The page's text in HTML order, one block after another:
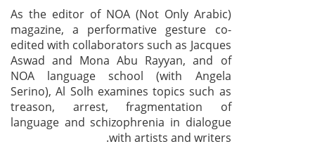
As the editor of NOA (Not Only Arabic)
magazine, a performative gesture co-
edited with collaborators such as Jacques
Aswad and Mona Abu Rayyan, and of
NOA language school (with Angela
Serino), Al Solh examines topics such as
treason, arrest, fragmentation of
language and schizophrenia in dialogue
with artists and writers.